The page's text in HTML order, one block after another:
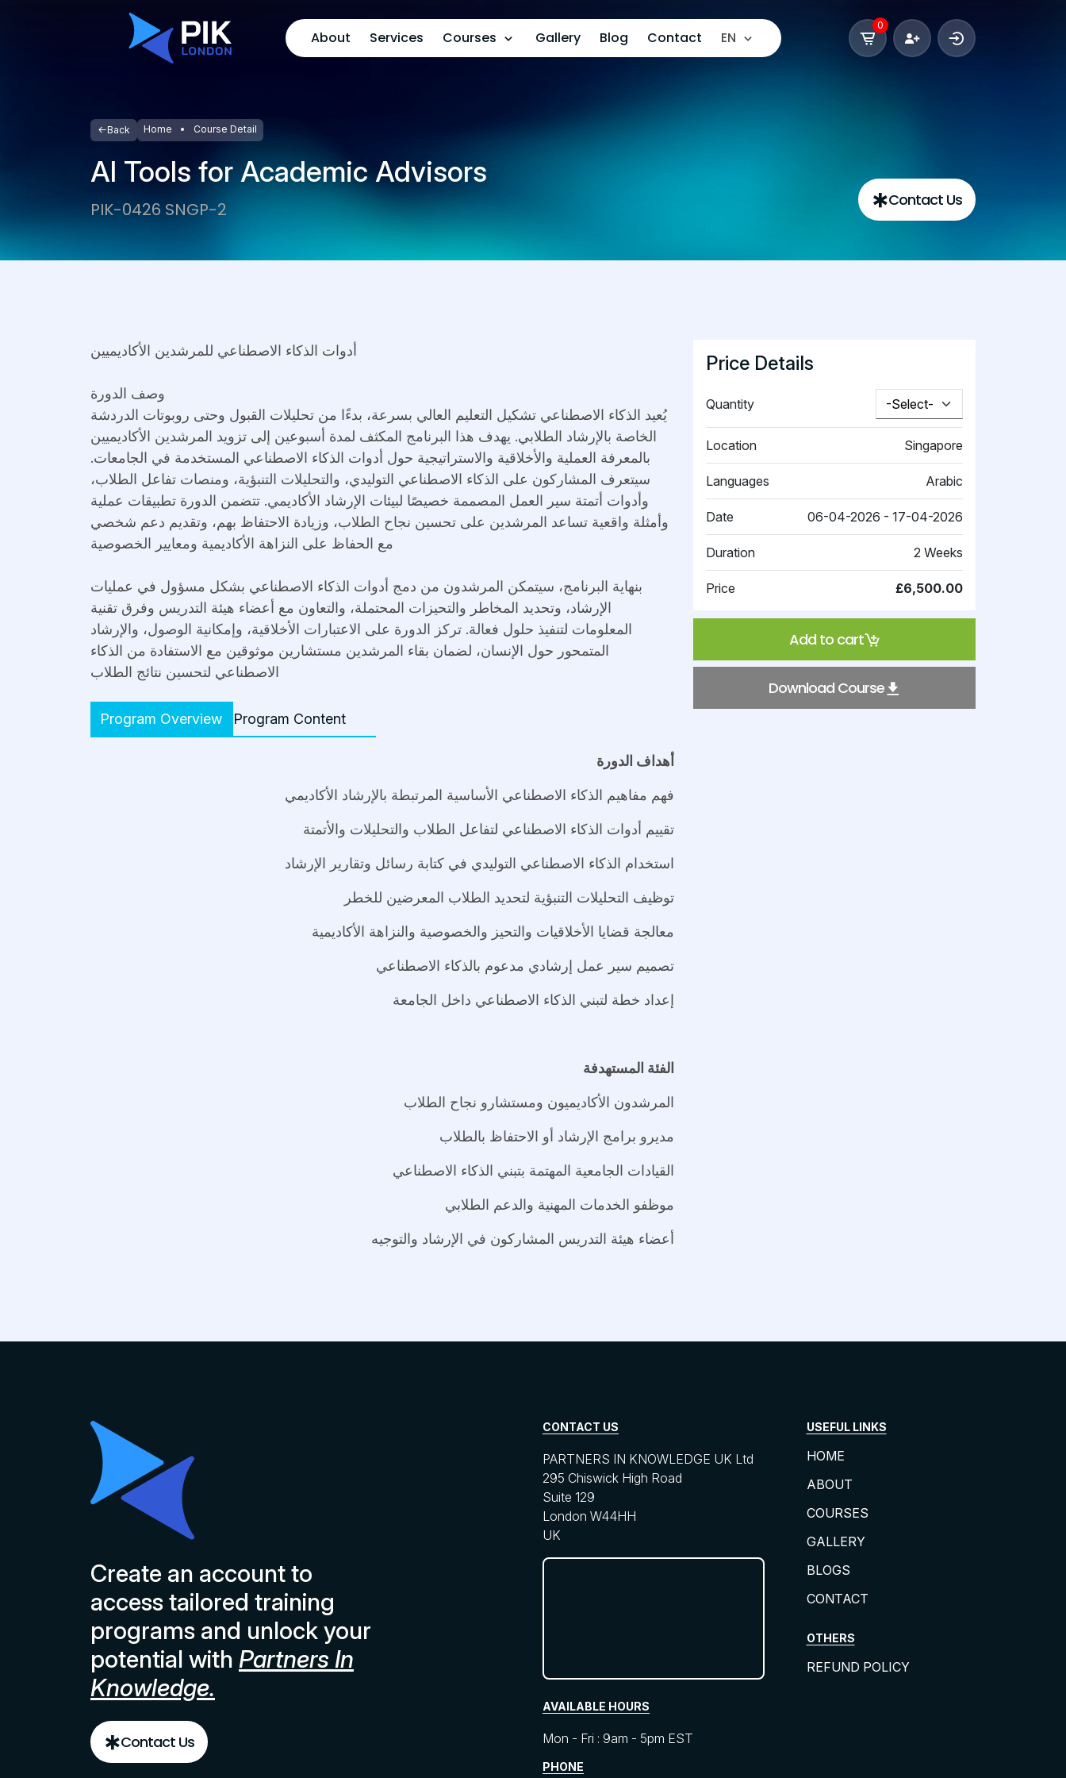
About Services Courses Gallery Blog Contact EN
0
Back Home Course Detail
AI Tools for Academic Advisors
PIK-0426 SNGP-2 Contact Us
أدوات الذكاء الاصطناعي للمرشدين الأكاديميين
وصف الدورة
يُعيد الذكاء الاصطناعي تشكيل التعليم العالي بسرعة، بدءًا من تحليلات القبول وحتى روبوتات الدردشة
الخاصة بالإرشاد الطلابي. يهدف هذا البرنامج المكثف لمدة أسبوعين إلى تزويد المرشدين الأكاديميين
بالمعرفة العملية والأخلاقية والاستراتيجية حول أدوات الذكاء الاصطناعي المستخدمة في الجامعات.
سيتعرف المشاركون على الذكاء الاصطناعي التوليدي، والتحليلات التنبؤية، ومنصات تفاعل الطلاب،
وأدوات أتمتة سير العمل المصممة خصيصًا لبيئات الإرشاد الأكاديمي. تتضمن الدورة تطبيقات عملية
وأمثلة واقعية تساعد المرشدين على تحسين نجاح الطلاب، وزيادة الاحتفاظ بهم، وتقديم دعم شخصي
مع الحفاظ على النزاهة الأكاديمية ومعايير الخصوصية
بنهاية البرنامج، سيتمكن المرشدون من دمج أدوات الذكاء الاصطناعي بشكل مسؤول في عمليات
الإرشاد، وتحديد المخاطر والتحيزات المحتملة، والتعاون مع أعضاء هيئة التدريس وفرق تقنية
المعلومات لتنفيذ حلول فعالة. تركز الدورة على الاعتبارات الأخلاقية، وإمكانية الوصول، والإرشاد
المتمحور حول الإنسان، لضمان بقاء المرشدين مستشارين موثوقين مع الاستفادة من الذكاء
الاصطناعي لتحسين نتائج الطلاب
Program Overview Program Content
أهداف الدورة
فهم مفاهيم الذكاء الاصطناعي الأساسية المرتبطة بالإرشاد الأكاديمي
تقييم أدوات الذكاء الاصطناعي لتفاعل الطلاب والتحليلات والأتمتة
استخدام الذكاء الاصطناعي التوليدي في كتابة رسائل وتقارير الإرشاد
توظيف التحليلات التنبؤية لتحديد الطلاب المعرضين للخطر
معالجة قضايا الأخلاقيات والتحيز والخصوصية والنزاهة الأكاديمية
تصميم سير عمل إرشادي مدعوم بالذكاء الاصطناعي
إعداد خطة لتبني الذكاء الاصطناعي داخل الجامعة
الفئة المستهدفة
المرشدون الأكاديميون ومستشارو نجاح الطلاب
مديرو برامج الإرشاد أو الاحتفاظ بالطلاب
القيادات الجامعية المهتمة بتبني الذكاء الاصطناعي
موظفو الخدمات المهنية والدعم الطلابي
أعضاء هيئة التدريس المشاركون في الإرشاد والتوجيه
Price Details
Quantity
Location Singapore
Languages Arabic
Date 06-04-2026 - 17-04-2026
Duration 2 Weeks
Price £6,500.00
Add to cart
Download Course
Create an account to
access tailored training
programs and unlock your
potential with Partners In
Knowledge.
Contact Us
CONTACT US
PARTNERS IN KNOWLEDGE UK Ltd
295 Chiswick High Road
Suite 129
London W44HH
UK
AVAILABLE HOURS
Mon - Fri : 9am - 5pm EST
PHONE
USEFUL LINKS
HOME
ABOUT
COURSES
GALLERY
BLOGS
CONTACT
OTHERS
REFUND POLICY